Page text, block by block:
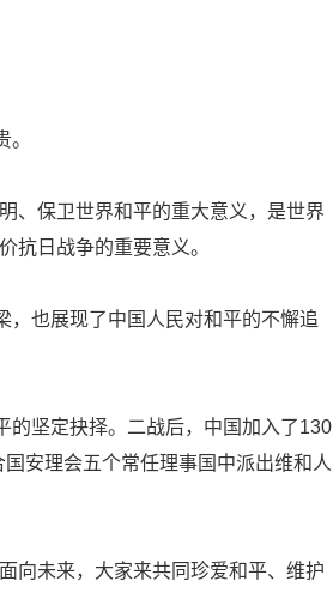
、保卫世界和平的重大意义，是世界
抗日战争的重要意义。
，也展现了中国人民对和平的不懈追
的坚定抉择。二战后，中国加入了130
安理会五个常任理事国中派出维和人
向未来，大家来共同珍爱和平、维护